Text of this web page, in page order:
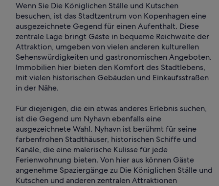
Wenn Sie Die Königlichen Ställe und Kutschen
besuchen, ist das Stadtzentrum von Kopenhagen eine
ausgezeichnete Gegend für einen Aufenthalt. Diese
zentrale Lage bringt Gäste in bequeme Reichweite der
Attraktion, umgeben von vielen anderen kulturellen
Sehenswürdigkeiten und gastronomischen Angeboten.
Immobilien hier bieten den Komfort des Stadtlebens,
mit vielen historischen Gebäuden und Einkaufsstraßen
in der Nähe.
Für diejenigen, die ein etwas anderes Erlebnis suchen,
ist die Gegend um Nyhavn ebenfalls eine
ausgezeichnete Wahl. Nyhavn ist berühmt für seine
farbenfrohen Stadthäuser, historischen Schiffe und
Kanäle, die eine malerische Kulisse für jede
Ferienwohnung bieten. Von hier aus können Gäste
angenehme Spaziergänge zu Die Königlichen Ställe und
Kutschen und anderen zentralen Attraktionen